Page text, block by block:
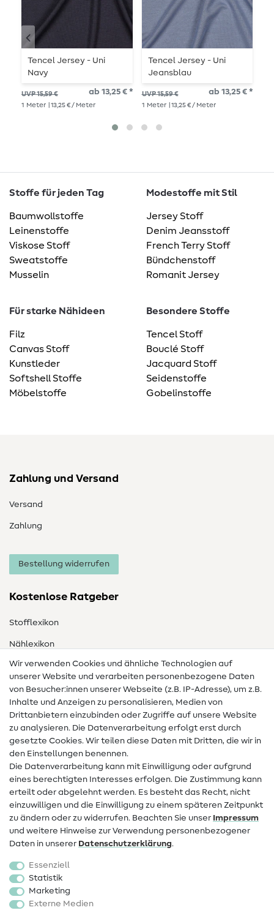
Tencel Jersey - Uni
Navy
UVP 15,59 € ab 13,25 € *
1 Meter | 13,25 € / Meter
Tencel Jersey - Uni
Jeansblau
UVP 15,59 € ab 13,25 € *
1 Meter | 13,25 € / Meter
Stoffe für jeden Tag
Baumwollstoffe
Leinenstoffe
Viskose Stoff
Sweatstoffe
Musselin
Modestoffe mit Stil
Jersey Stoff
Denim Jeansstoff
French Terry Stoff
Bündchenstoff
Romanit Jersey
Für starke Nähideen
Filz
Canvas Stoff
Kunstleder
Softshell Stoffe
Möbelstoffe
Besondere Stoffe
Tencel Stoff
Bouclé Stoff
Jacquard Stoff
Seidenstoffe
Gobelinstoffe
Zahlung und Versand
Versand
Zahlung
Bestellung widerrufen
Kostenlose Ratgeber
Stofflexikon
Nählexikon
Nähanleitungen
Hilfe & Kontakt
Kontakt
Infos zum Betreiberwechsel
Widerrufsrecht
Beliebt
Stoffe
Sale
Schnittmuster
Wir verwenden Cookies und ähnliche Technologien auf
unserer Website und verarbeiten personenbezogene Daten
von Besucher:innen unserer Webseite (z.B. IP-Adresse), um z.B.
Inhalte und Anzeigen zu personalisieren, Medien von
Drittanbietern einzubinden oder Zugriffe auf unsere Website
zu analysieren. Die Datenverarbeitung erfolgt erst durch
gesetzte Cookies. Wir teilen diese Daten mit Dritten, die wir in
den Einstellungen benennen.
Die Datenverarbeitung kann mit Einwilligung oder aufgrund
eines berechtigten Interesses erfolgen. Die Zustimmung kann
erteilt oder abgelehnt werden. Es besteht das Recht, nicht
einzuwilligen und die Einwilligung zu einem späteren Zeitpunkt
zu ändern oder zu widerrufen. Beachten Sie unser Impressum
und weitere Hinweise zur Verwendung personenbezogener
Daten in unserer Daten­schutz­erklärung.
Essenziell
Statistik
Marketing
Externe Medien